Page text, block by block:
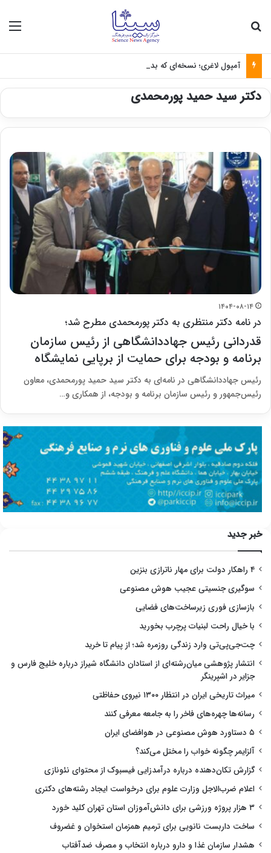
آمپول لاغری؛ نسخه‌ای که بدون تغذیه خطرناک می‌شود
دکتر سید حمید پورمحمدی
۱۴۰۴-۰۸-۱۴
در نامه دکتر منتظری به دکتر پورمحمدی مطرح شد؛
قدردانی رئیس جهاددانشگاهی از رئیس سازمان
برنامه و بودجه برای حمایت از برپایی نمایشگاه
رئیس جهاددانشگاهی در نامه‌ای به دکتر سید حمید پورمحمدی، معاون
رئیس‌جمهور و رئیس سازمان برنامه و بودجه، از همکاری و…
خبر جدید
۴ راهکار دولت برای مهار ناترازی بنزین
سوگیری جنسیتی عجیب هوش مصنوعی
بازسازی فوری زیرساخت‌های فضایی
با خیال راحت لبنیات پرچرب بخورید
چت‌جی‌پی‌تی وارد زندگی روزمره شد؛ از پیام تا خرید
انتشار پژوهشی میان‌رشته‌ای از استادان دانشگاه شیراز درباره خلیج فارس و
جزایر در اشپرینگر
میراث تاریخی ایران در انتظار ۱۳۰۰ نیروی حفاظتی
رسانه‌ها چهره‌های فاخر را به جامعه معرفی کنند
۵ دستاورد هوش مصنوعی در هوافضای ایران
آلزایمر چگونه خواب را مختل می‌کند؟
گزارش تکان‌دهنده درباره درآمدزایی فیسبوک از محتوای نئونازی
اعلام ضرب‌الاجل وزارت علوم برای درخواست ایجاد رشته‌های دکتری
۳ هزار پروژه ورزشی برای دانش‌آموزان استان تهران کلید خورد
ساخت داربست نانویی برای ترمیم همزمان استخوان و غضروف
هشدار سازمان غذا و دارو درباره انتخاب و مصرف ضدآفتاب